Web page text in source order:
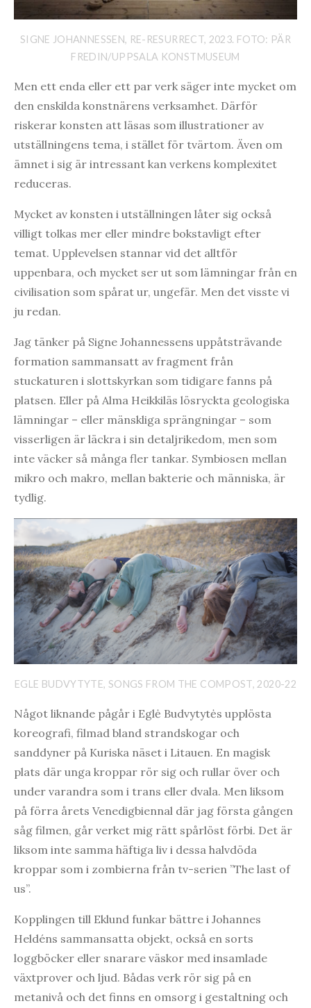
SIGNE JOHANNESSEN, RE-RESURRECT, 2023. FOTO: PÄR
FREDIN/UPPSALA KONSTMUSEUM
Men ett enda eller ett par verk säger inte mycket om
den enskilda konstnärens verksamhet. Därför
riskerar konsten att läsas som illustrationer av
utställningens tema, i stället för tvärtom. Även om
ämnet i sig är intressant kan verkens komplexitet
reduceras.
Mycket av konsten i utställningen låter sig också
villigt tolkas mer eller mindre bokstavligt efter
temat. Upplevelsen stannar vid det alltför
uppenbara, och mycket ser ut som lämningar från en
civilisation som spårat ur, ungefär. Men det visste vi
ju redan.
Jag tänker på Signe Johannessens uppåtsträvande
formation sammansatt av fragment från
stuckaturen i slottskyrkan som tidigare fanns på
platsen. Eller på Alma Heikkiläs lösryckta geologiska
lämningar – eller mänskliga sprängningar – som
visserligen är läckra i sin detaljrikedom, men som
inte väcker så många fler tankar. Symbiosen mellan
mikro och makro, mellan bakterie och människa, är
tydlig.
EGLE BUDVYTYTE, SONGS FROM THE COMPOST, 2020-22
Något liknande pågår i Eglė Budvytytės upplösta
koreografi, filmad bland strandskogar och
sanddyner på Kuriska näset i Litauen. En magisk
plats där unga kroppar rör sig och rullar över och
under varandra som i trans eller dvala. Men liksom
på förra årets Venedigbiennal där jag första gången
såg filmen, går verket mig rätt spårlöst förbi. Det är
liksom inte samma häftiga liv i dessa halvdöda
kroppar som i zombierna från tv-serien ”The last of
us”.
Kopplingen till Eklund funkar bättre i Johannes
Heldéns sammansatta objekt, också en sorts
loggböcker eller snarare väskor med insamlade
växtprover och ljud. Bådas verk rör sig på en
metanivå och det finns en omsorg i gestaltning och